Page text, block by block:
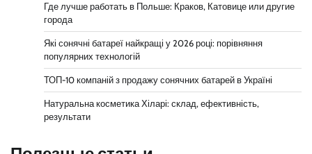
Где лучше работать в Польше: Краков, Катовице или другие
города
Які сонячні батареї найкращі у 2026 році: порівняння
популярних технологій
ТОП-10 компаній з продажу сонячних батарей в Україні
Натуральна косметика Хіларі: склад, ефективність,
результати